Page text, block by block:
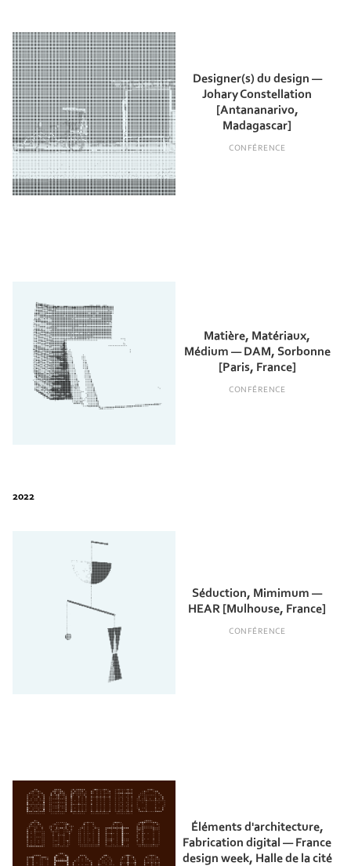
Designer(s) du design —
Johary Constellation
[Antananarivo,
Madagascar]
CONFÉRENCE
Matière, Matériaux,
Médium — DAM, Sorbonne
[Paris, France]
CONFÉRENCE
Séduction, Mimimum —
HEAR [Mulhouse, France]
CONFÉRENCE
Éléments d'architecture,
Fabrication digital — France
design week, Halle de la cité